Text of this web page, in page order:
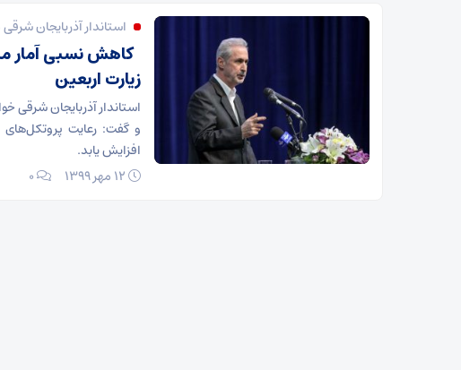
استاندار آذربایجان
کاهش نسبی آمار
زیارت اربعین
استاندار آذربایجان شرقی
و گفت: رعایت
افزایش یابد.
۰